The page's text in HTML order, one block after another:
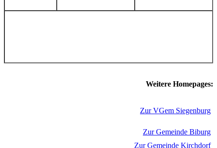
Weitere Homepages:
Zur VGem Siegenburg
Zur Gemeinde Biburg
Zur Gemeinde Kirchdorf